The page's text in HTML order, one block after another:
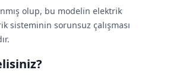
olup, bu modelin elektrik
sisteminin sorunsuz çalışması